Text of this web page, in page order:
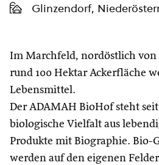
Glinzendorf,
Im Marchfeld, nordöstlich von
rund 100 Hektar Ackerfläche
Lebensmittel.
Der ADAMAH BioHof steht
biologische Vielfalt aus
Produkte mit Biographie. Bio-
werden auf den eigenen